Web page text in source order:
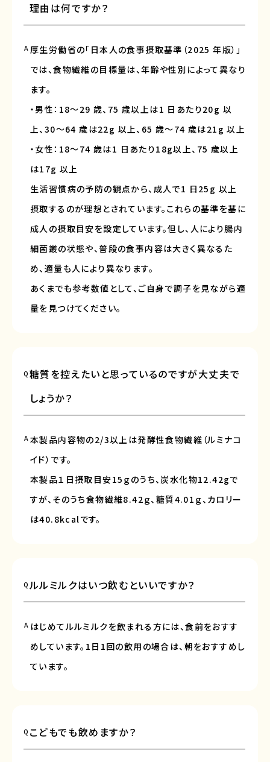
理由は何ですか？
A 厚生労働省の「日本人の食事摂取基準（2025 年版）」
では、食物繊維の目標量は、年齢や性別によって異なり
ます。
・男性：18～29 歳、75 歳以上は1 日あたり20g 以
上、30～64 歳は22g 以上、65 歳～74 歳は21g 以上
・女性：18～74 歳は1 日あたり18g以上、75 歳以上
は17g 以上
生活習慣病の予防の観点から、成人で1 日25g 以上
摂取するのが理想とされています。これらの基準を基に
成人の摂取目安を設定しています。但し、人により腸内
細菌叢の状態や、普段の食事内容は大きく異なるた
め、適量も人により異なります。
あくまでも参考数値として、ご自身で調子を見ながら適
量を見つけてください。
Q 糖質を控えたいと思っているのですが大丈夫で
しょうか？
A 本製品内容物の2/3以上は発酵性食物繊維（ルミナコ
イド）です。
本製品１日摂取目安15ｇのうち、炭水化物12.42gで
すが、そのうち食物繊維8.42ｇ、糖質4.01ｇ、カロリー
は40.8kcalです。
Q ルルミルクはいつ飲むといいですか？
A はじめてルルミルクを飲まれる方には、食前をおすす
めしています。1日1回の飲用の場合は、朝をおすすめし
ています。
Q こどもでも飲めますか？